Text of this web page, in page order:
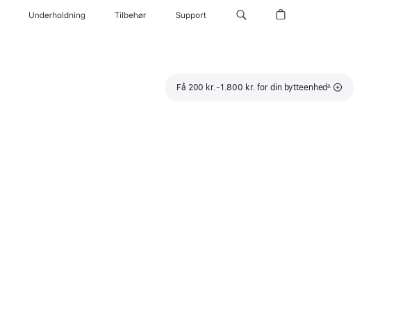
Underholdning Tilbehør Support
Få 200 kr.-1.800 kr. for din bytteenhed
Fodnote
∆